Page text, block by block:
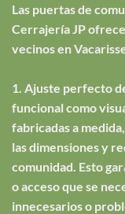
Las puertas de
Cerrajería JP
vecinos en
1. Ajuste perfecto
funcional como
fabricadas a
las dimensiones y
comunidad. Esto
o acceso que se
innecesarios o